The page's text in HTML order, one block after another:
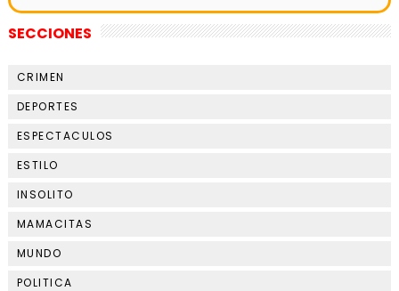
SECCIONES
CRIMEN
DEPORTES
ESPECTACULOS
ESTILO
INSOLITO
MAMACITAS
MUNDO
POLITICA